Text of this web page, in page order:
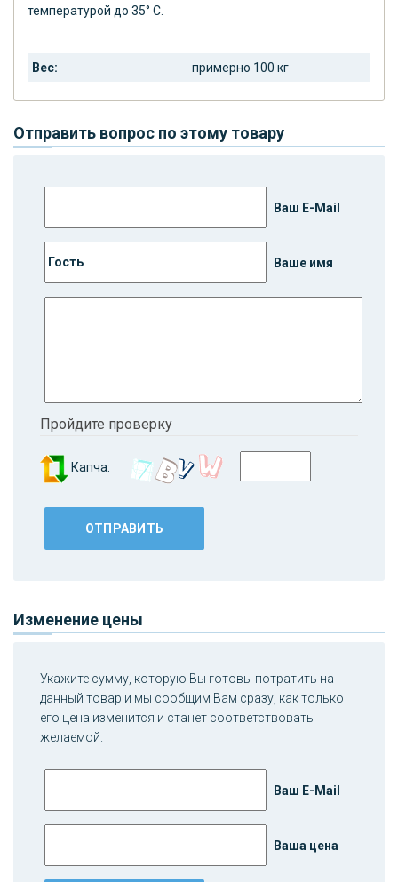
температурой до 35° С.
Вес: примерно 100 кг
Отправить вопрос по этому товару
Ваш E-Mail
Ваше имя
Пройдите проверку
Капча:
Изменение цены
Укажите сумму, которую Вы готовы потратить на
данный товар и мы сообщим Вам сразу, как только
его цена изменится и станет соответствовать
желаемой.
Ваш E-Mail
Ваша цена